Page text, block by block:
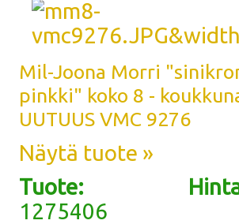
Mil-Joona Morri
pinkki" koko 8 -
UUTUUS VMC 9276
Näytä tuote »
Tuote:
1275406